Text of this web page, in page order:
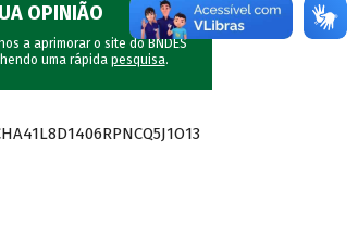
OPINIÃO
a aprimorar o site do BNDES
uma rápida pesquisa.